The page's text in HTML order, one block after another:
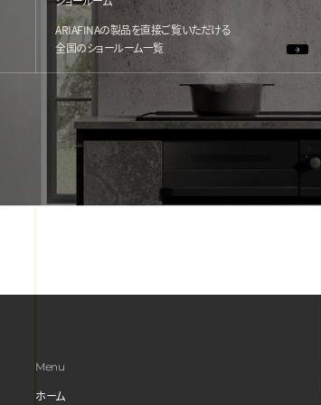
ARIAFINAの製品を直接ご覧いただける
全国のショールーム一覧
Menu
ホーム